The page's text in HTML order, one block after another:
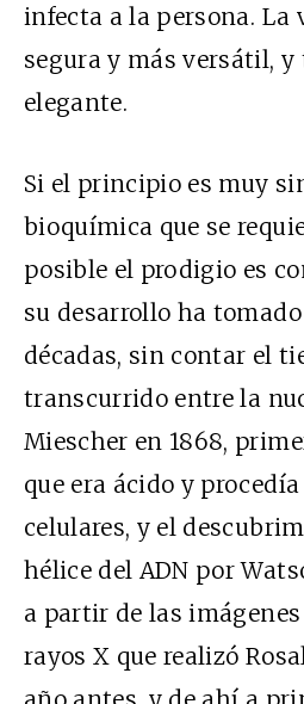
infecta a la persona. La
segura y más versátil,
elegante.
Si el principio es muy
bioquímica que se
posible el prodigio es
su desarrollo ha
décadas, sin contar el
transcurrido entre la
Miescher en 1868,
que era ácido y
celulares, y el
hélice del ADN por
a partir de las
rayos X que realizó